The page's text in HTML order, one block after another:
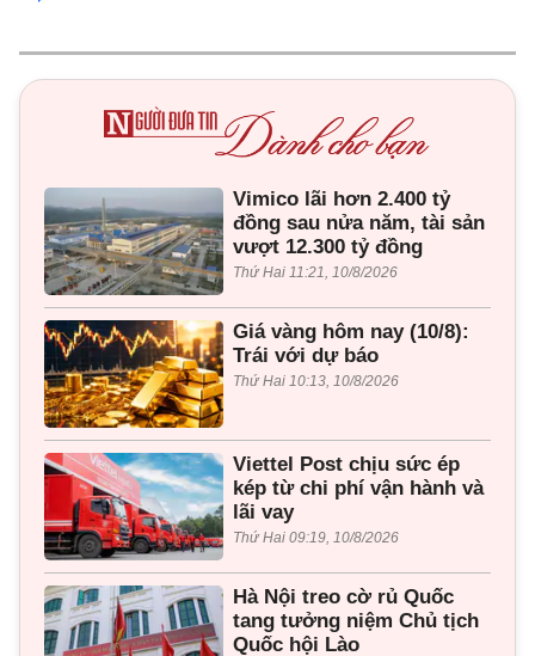
Vimico lãi hơn 2.400 tỷ
đồng sau nửa năm, tài sản
vượt 12.300 tỷ đồng
Thứ Hai 11:21, 10/8/2026
Giá vàng hôm nay (10/8):
Trái với dự báo
Thứ Hai 10:13, 10/8/2026
Viettel Post chịu sức ép
kép từ chi phí vận hành và
lãi vay
Thứ Hai 09:19, 10/8/2026
Hà Nội treo cờ rủ Quốc
tang tưởng niệm Chủ tịch
Quốc hội Lào